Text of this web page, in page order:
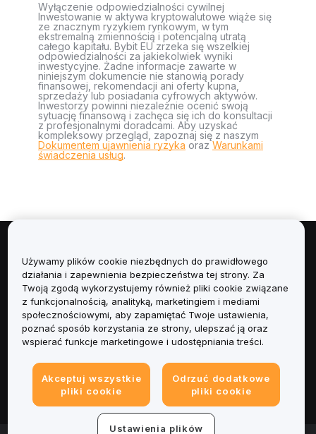
Wyłączenie odpowiedzialności cywilnej
Inwestowanie w aktywa kryptowalutowe wiąże się
ze znacznym ryzykiem rynkowym, w tym
ekstremalną zmiennością i potencjalną utratą
całego kapitału. Bybit EU zrzeka się wszelkiej
odpowiedzialności za jakiekolwiek wyniki
inwestycyjne. Żadne informacje zawarte w
niniejszym dokumencie nie stanowią porady
finansowej, rekomendacji ani oferty kupna,
sprzedaży lub posiadania cyfrowych aktywów.
Inwestorzy powinni niezależnie ocenić swoją
sytuację finansową i zachęca się ich do konsultacji
z profesjonalnymi doradcami. Aby uzyskać
kompleksowy przegląd, zapoznaj się z naszym
Dokumentem ujawnienia ryzyka orazWarunkami
świadczenia usług.
Informacje
Usługi
Obsługa Klienta
Informacje prawne
Używamy plików cookie niezbędnych do prawidłowego
działania i zapewnienia bezpieczeństwa tej strony. Za
Twoją zgodą wykorzystujemy również pliki cookie związane
z funkcjonalnością, analityką, marketingiem i mediami
społecznościowymi, aby zapamiętać Twoje ustawienia,
poznać sposób korzystania ze strony, ulepszać ją oraz
wspierać funkcje marketingowe i udostępniania treści.
Akceptuj wszystkie
pliki cookie
Odrzuć dodatkowe
pliki cookie
Ustawienia plików